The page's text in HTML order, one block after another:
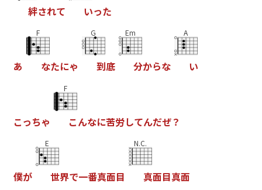
絆されて いった
あ
F
なたにゃ
G
到底
Em
分からな
A
い
こっちゃ
F
こんなに苦労してんだぜ？
僕が
E
世界で一番真面目
N.C.
真面目真面